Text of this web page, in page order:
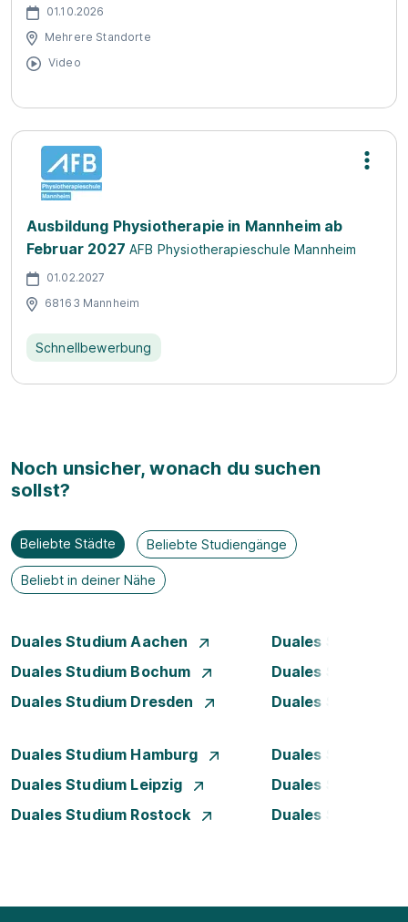
01.10.2026
Mehrere Standorte
Video
Ausbildung Physiotherapie in Mannheim ab
Februar 2027 AFB Physiotherapieschule Mannheim
01.02.2027
68163 Mannheim
Schnellbewerbung
Noch unsicher, wonach du suchen
sollst?
Beliebte Städte Beliebte Studiengänge
Beliebt in deiner Nähe
Duales Studium Aachen
Duales Studium
Duales Studium Bochum
Duales Studium
Duales Studium Dresden
Duales Studium
Duales Studium Hamburg
Duales Studium
Duales Studium Leipzig
Duales Studium
Duales Studium Rostock
Duales Studium